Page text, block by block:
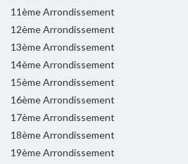
11ème Arrondissement
12ème Arrondissement
13ème Arrondissement
14ème Arrondissement
15ème Arrondissement
16ème Arrondissement
17ème Arrondissement
18ème Arrondissement
19ème Arrondissement